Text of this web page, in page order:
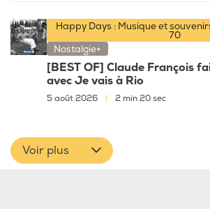
Happy Days : Musique et
70
Nostalgie+
[BEST OF] Claude François
avec Je vais à Rio
5 août 2026 2 min 20 sec
Voir plus